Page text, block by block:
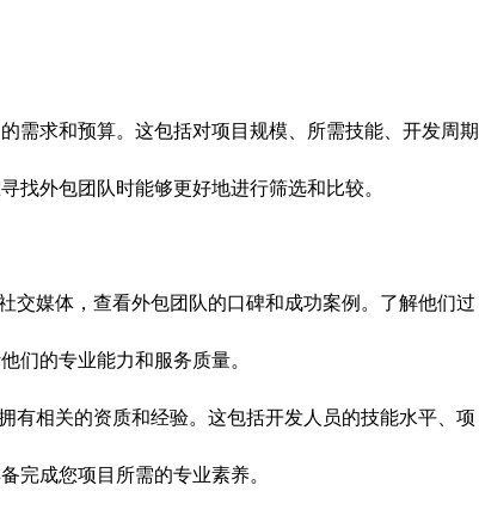
需求和预算。这包括对项目规模、所需技能、开发周期
找外包团队时能够更好地进行筛选和比较。
交媒体，查看外包团队的口碑和成功案例。了解他们过
们的专业能力和服务质量。
有相关的资质和经验。这包括开发人员的技能水平、项
完成您项目所需的专业素养。